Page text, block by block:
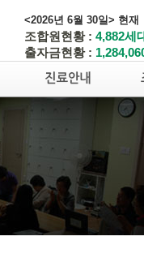
<2026년 6월 30일> 현재
조합원현황 : 4,882세
출자금현황 :